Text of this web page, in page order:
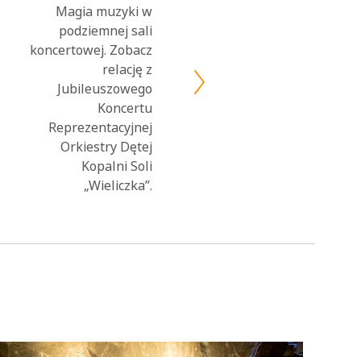
Magia muzyki w
podziemnej sali
koncertowej. Zobacz
relację z
Jubileuszowego
Koncertu
Reprezentacyjnej
Orkiestry Dętej
Kopalni Soli
„Wieliczka”.